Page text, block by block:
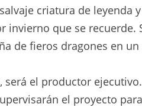
criatura de leyenda
que se recuerde.
de fieros dragones en un
el productor
el proyecto